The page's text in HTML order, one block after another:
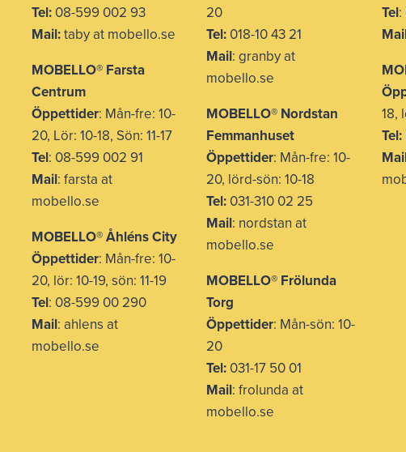
Tel:08-599 002 93
Mail:taby at mobello.se
MOBELLO® Farsta
Centrum
Öppettider: Mån-fre: 10-
20, Lör: 10-18, Sön: 11-17
Tel: 08-599 002 91
Mail: farsta at
mobello.se
MOBELLO® Åhléns City
Öppettider: Mån-fre: 10-
20, lör: 10-19, sön: 11-19
Tel: 08-599 00 290
Mail: ahlens at
mobello.se
20
Tel: 018-10 43 21
Mail: granby at
mobello.se
MOBELLO® Nordstan
Femmanhuset
Öppettider: Mån-fre: 10-
20, lörd-sön: 10-18
Tel: 031-310 02 25
Mail: nordstan at
mobello.se
MOBELLO® Frölunda
Torg
Öppettider: Mån-sön: 10-
20
Tel: 031-17 50 01
Mail: frolunda at
mobello.se
Tel
18,
Tel: